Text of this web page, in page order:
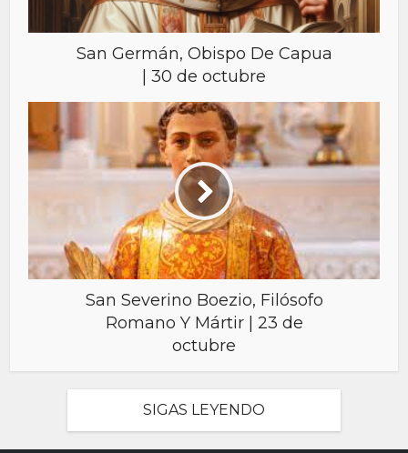
San Germán, Obispo De Capua
| 30 de octubre
San Severino Boezio, Filósofo
Romano Y Mártir | 23 de
octubre
SIGAS LEYENDO